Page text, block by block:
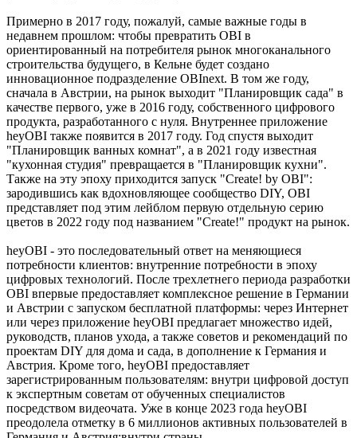
Примерно в 2017 году, пожалуй, самые важные годы в
недавнем прошлом: чтобы превратить OBI в
ориентированный на потребителя рынок многоканального
строительства будущего, в Кельне будет создано
инновационное подразделение OBInext. В том же году,
сначала в Австрии, на рынок выходит "Планировщик сада" в
качестве первого, уже в 2016 году, собственного цифрового
продукта, разработанного с нуля. Внутреннее приложение
heyOBI также появится в 2017 году. Год спустя выходит
"Планировщик ванных комнат", а в 2021 году известная
"кухонная студия" превращается в "Планировщик кухни".
Также на эту эпоху приходится запуск "Create! by OBI":
зародившись как вдохновляющее сообщество DIY, OBI
представляет под этим лейблом первую отдельную серию
цветов в 2022 году под названием "Create!" продукт на рынок.
heyOBI - это последовательный ответ на меняющиеся
потребности клиентов: внутренние потребности в эпоху
цифровых технологий. После трехлетнего периода разработки
OBI впервые предоставляет комплексное решение в Германии
и Австрии с запуском бесплатной платформы: через Интернет
или через приложение heyOBI предлагает множество идей,
руководств, планов ухода, а также советов и рекомендаций по
проектам DIY для дома и сада, в дополнение к Германия и
Австрия. Кроме того, heyOBI предоставляет
зарегистрированным пользователям: внутри цифровой доступ
к экспертным советам от обученных специалистов
посредством видеочата. Уже в конце 2023 года heyOBI
преодолела отметку в 6 миллионов активных пользователей в